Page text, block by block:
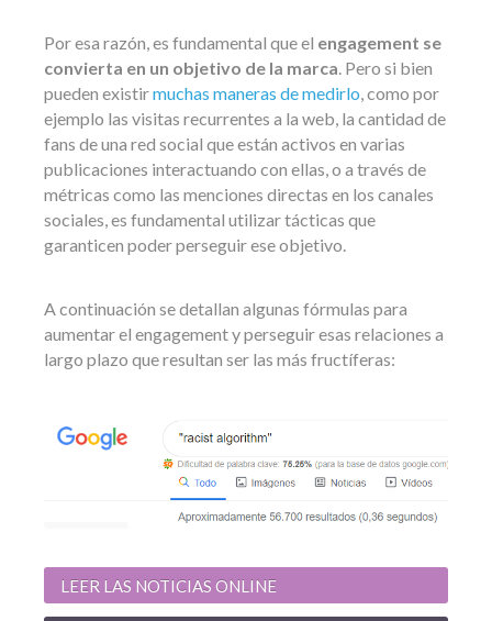
Por esa razón, es fundamental que el engagement se
convierta en un objetivo de la marca. Pero si bien
pueden existirmuchas maneras de medirlo, como por
ejemplo las visitas recurrentes a la web, la cantidad de
fans de una red social que están activos en varias
publicaciones interactuando con ellas, o a través de
métricas como las menciones directas en los canales
sociales, es fundamental utilizar tácticas que
garanticen poder perseguir ese objetivo.
A continuación se detallan algunas fórmulas para
aumentar el engagement y perseguir esas relaciones a
largo plazo que resultan ser las más fructíferas:
LEER LAS NOTICIAS ONLINE